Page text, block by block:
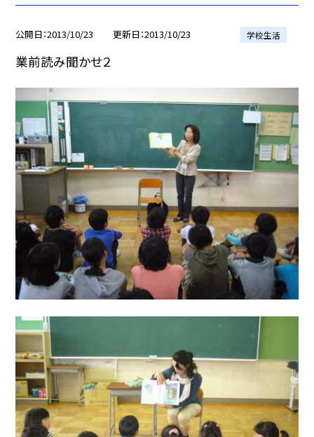
公開日 2013/10/23 更新日 2013/10/23 学校生活
業前読み聞かせ２